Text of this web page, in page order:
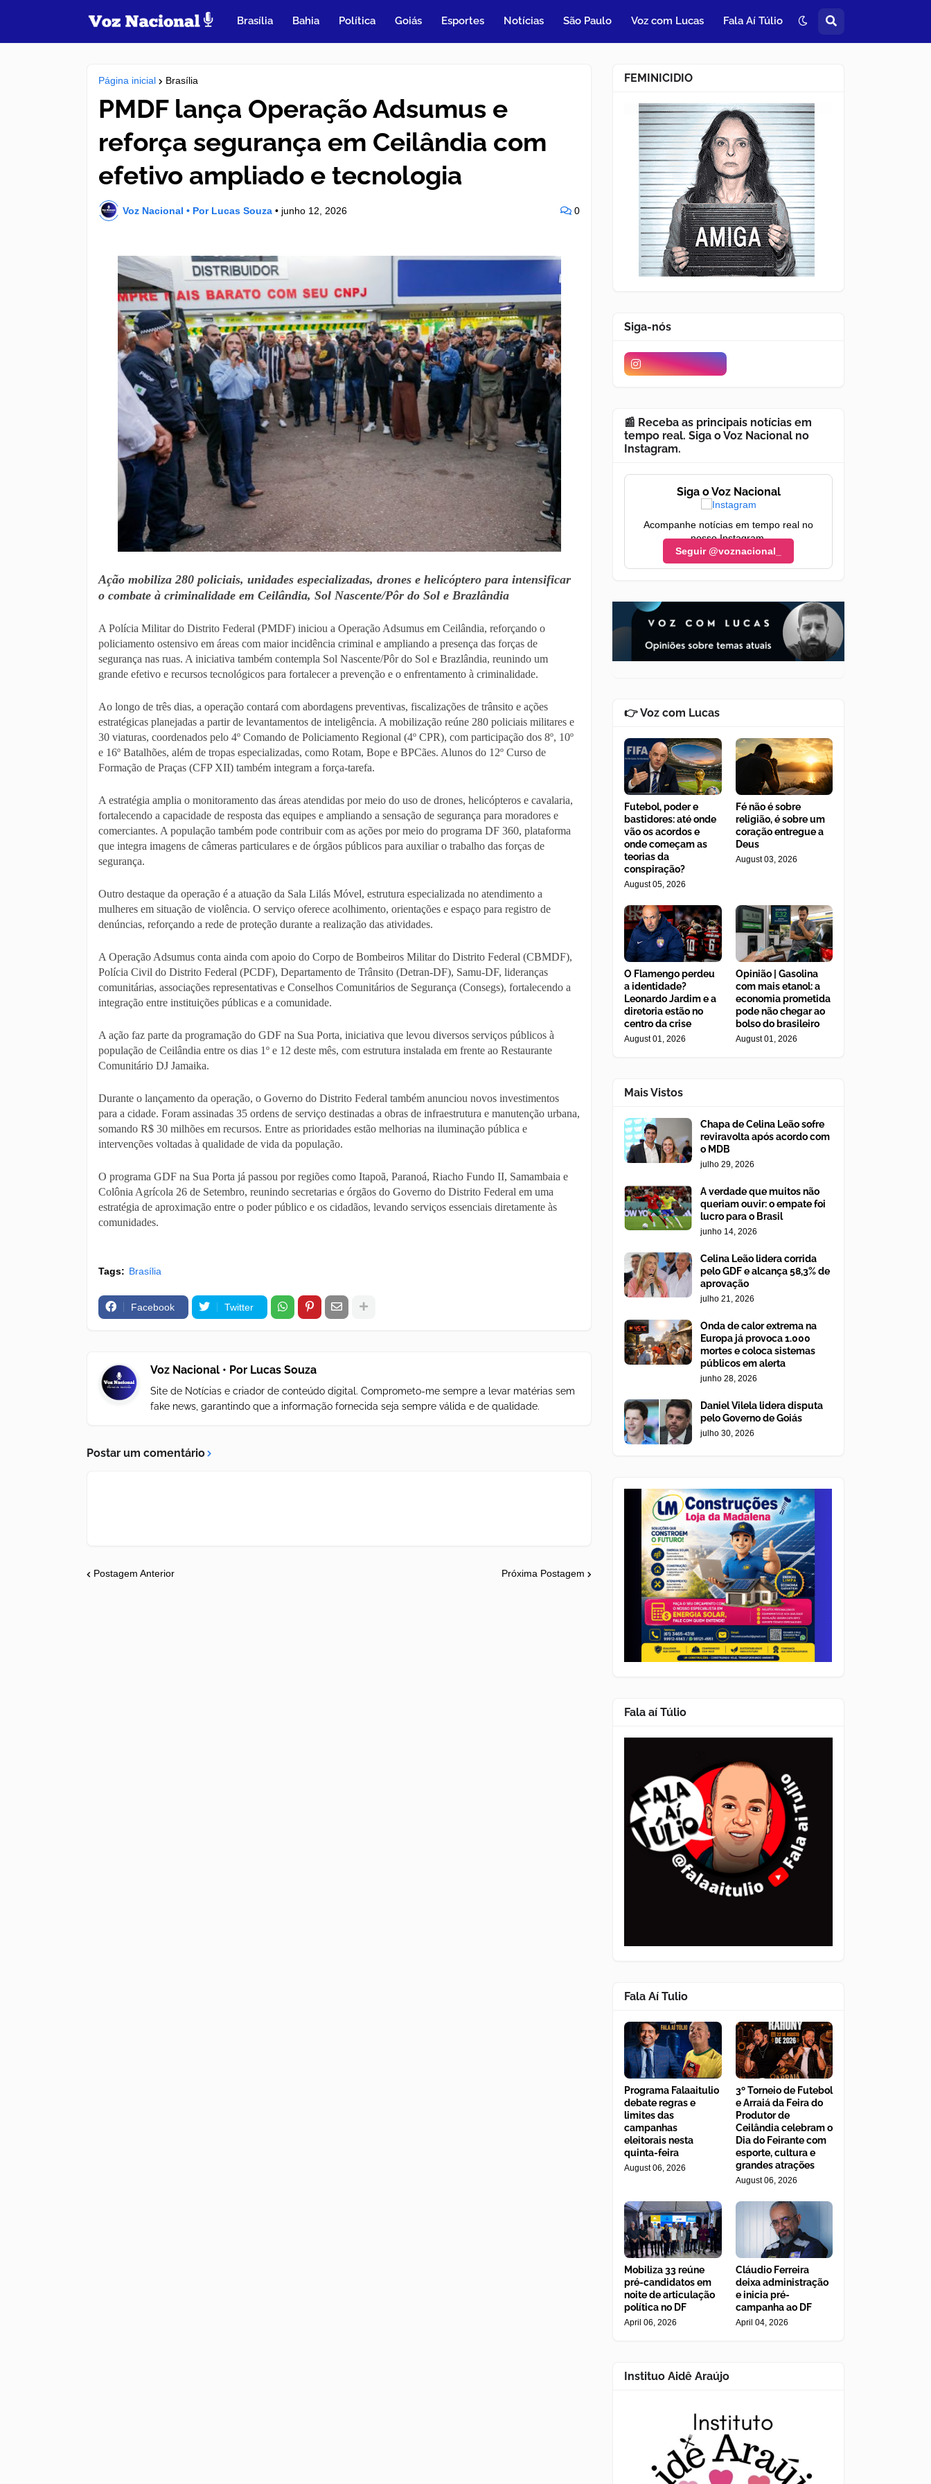
Brasília Bahia Política Goiás Esportes Notícias São Paulo Voz com Lucas Fala Aí Túlio
Página inicial Brasília
PMDF lança Operação Adsumus e
reforça segurança em Ceilândia com
efetivo ampliado e tecnologia
Voz Nacional • Por Lucas Souza • junho 12, 2026 0
Ação mobiliza 280 policiais, unidades especializadas, drones e helicóptero para intensificar
o combate à criminalidade em Ceilândia, Sol Nascente/Pôr do Sol e Brazlândia
A Polícia Militar do Distrito Federal (PMDF) iniciou a Operação Adsumus em Ceilândia, reforçando o
policiamento ostensivo em áreas com maior incidência criminal e ampliando a presença das forças de
segurança nas ruas. A iniciativa também contempla Sol Nascente/Pôr do Sol e Brazlândia, reunindo um
grande efetivo e recursos tecnológicos para fortalecer a prevenção e o enfrentamento à criminalidade.
Ao longo de três dias, a operação contará com abordagens preventivas, fiscalizações de trânsito e ações
estratégicas planejadas a partir de levantamentos de inteligência. A mobilização reúne 280 policiais militares e
30 viaturas, coordenados pelo 4º Comando de Policiamento Regional (4º CPR), com participação dos 8º, 10º
e 16º Batalhões, além de tropas especializadas, como Rotam, Bope e BPCães. Alunos do 12º Curso de
Formação de Praças (CFP XII) também integram a força-tarefa.
A estratégia amplia o monitoramento das áreas atendidas por meio do uso de drones, helicópteros e cavalaria,
fortalecendo a capacidade de resposta das equipes e ampliando a sensação de segurança para moradores e
comerciantes. A população também pode contribuir com as ações por meio do programa DF 360, plataforma
que integra imagens de câmeras particulares e de órgãos públicos para auxiliar o trabalho das forças de
segurança.
Outro destaque da operação é a atuação da Sala Lilás Móvel, estrutura especializada no atendimento a
mulheres em situação de violência. O serviço oferece acolhimento, orientações e espaço para registro de
denúncias, reforçando a rede de proteção durante a realização das atividades.
A Operação Adsumus conta ainda com apoio do Corpo de Bombeiros Militar do Distrito Federal (CBMDF),
Polícia Civil do Distrito Federal (PCDF), Departamento de Trânsito (Detran-DF), Samu-DF, lideranças
comunitárias, associações representativas e Conselhos Comunitários de Segurança (Consegs), fortalecendo a
integração entre instituições públicas e a comunidade.
A ação faz parte da programação do GDF na Sua Porta, iniciativa que levou diversos serviços públicos à
população de Ceilândia entre os dias 1º e 12 deste mês, com estrutura instalada em frente ao Restaurante
Comunitário DJ Jamaika.
Durante o lançamento da operação, o Governo do Distrito Federal também anunciou novos investimentos
para a cidade. Foram assinadas 35 ordens de serviço destinadas a obras de infraestrutura e manutenção urbana,
somando R$ 30 milhões em recursos. Entre as prioridades estão melhorias na iluminação pública e
intervenções voltadas à qualidade de vida da população.
O programa GDF na Sua Porta já passou por regiões como Itapoã, Paranoá, Riacho Fundo II, Samambaia e
Colônia Agrícola 26 de Setembro, reunindo secretarias e órgãos do Governo do Distrito Federal em uma
estratégia de aproximação entre o poder público e os cidadãos, levando serviços essenciais diretamente às
comunidades.
Tags: Brasília
Facebook Twitter
Voz Nacional • Por Lucas Souza
Site de Notícias e criador de conteúdo digital. Comprometo-me sempre a levar matérias sem
fake news, garantindo que a informação fornecida seja sempre válida e de qualidade.
Postar um comentário
Postagem Anterior Próxima Postagem
FEMINICIDIO
Siga-nós
📰 Receba as principais notícias em
tempo real. Siga o Voz Nacional no
Instagram.
Siga o Voz Nacional
Acompanhe notícias em tempo real no
nosso Instagram.
Seguir @voznacional_
👉 Voz com Lucas
Futebol, poder e
bastidores: até onde
vão os acordos e
onde começam as
teorias da
conspiração?
August 05, 2026
Fé não é sobre
religião, é sobre um
coração entregue a
Deus
August 03, 2026
O Flamengo perdeu
a identidade?
Leonardo Jardim e a
diretoria estão no
centro da crise
August 01, 2026
Opinião | Gasolina
com mais etanol: a
economia prometida
pode não chegar ao
bolso do brasileiro
August 01, 2026
Mais Vistos
Chapa de Celina Leão sofre
reviravolta após acordo com
o MDB
julho 29, 2026
A verdade que muitos não
queriam ouvir: o empate foi
lucro para o Brasil
junho 14, 2026
Celina Leão lidera corrida
pelo GDF e alcança 58,3% de
aprovação
julho 21, 2026
Onda de calor extrema na
Europa já provoca 1.000
mortes e coloca sistemas
públicos em alerta
junho 28, 2026
Daniel Vilela lidera disputa
pelo Governo de Goiás
julho 30, 2026
Fala aí Túlio
Fala Aí Tulio
Programa Falaaitulio
debate regras e
limites das
campanhas
eleitorais nesta
quinta-feira
August 06, 2026
3º Torneio de Futebol
e Arraiá da Feira do
Produtor de
Ceilândia celebram o
Dia do Feirante com
esporte, cultura e
grandes atrações
August 06, 2026
Mobiliza 33 reúne
pré-candidatos em
noite de articulação
política no DF
April 06, 2026
Cláudio Ferreira
deixa administração
e inicia pré-
campanha ao DF
April 04, 2026
Instituo Aidê Araújo